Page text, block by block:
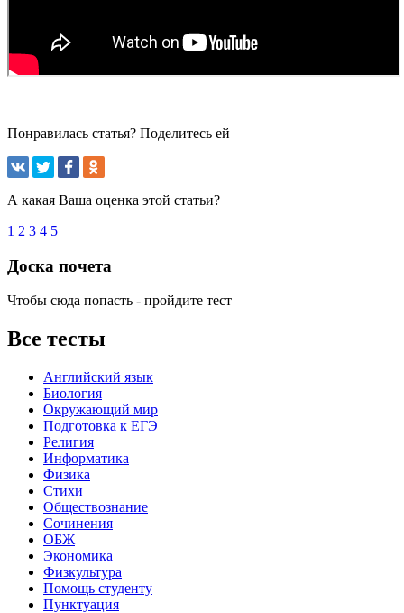
Понравилась статья? Поделитесь ей
А какая Ваша оценка этой статьи?
1 2 3 4 5
Доска почета
Чтобы сюда попасть - пройдите тест
Все тесты
Английский язык
Биология
Окружающий мир
Подготовка к ЕГЭ
Религия
Информатика
Физика
Стихи
Обществознание
Сочинения
ОБЖ
Экономика
Физкультура
Помощь студенту
Пунктуация